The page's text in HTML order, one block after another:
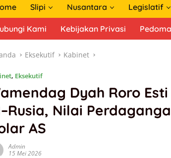
Slipi Nusantara Legislatif
Kami Kebijakan Privasi
Eksekutif Kabinet
, Eksekutif
Dyah Roro
Nilai
AS
Admin
15 Mei 2026